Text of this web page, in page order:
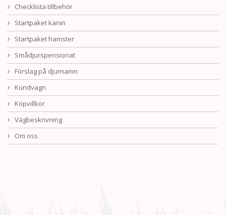
Checklista tillbehör
Startpaket kanin
Startpaket hamster
Smådjurspensionat
Förslag på djurnamn
Kundvagn
Köpvillkor
Vägbeskrivning
Om oss